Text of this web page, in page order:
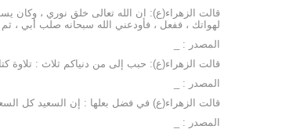
قالت الزهراء(ع): ان الله تعالى خلق نوري ، وكان
لهواتك ، ففعل ، فأودعني الله سبحانه صلب أبي ،
المصدر : _
قالت الزهراء(ع): حبب إلى من دنياكم ثلاث : تلاوة
المصدر : _
قالت الزهراء(ع) في فضل بعلها : إن السعيد كل
المصدر : _